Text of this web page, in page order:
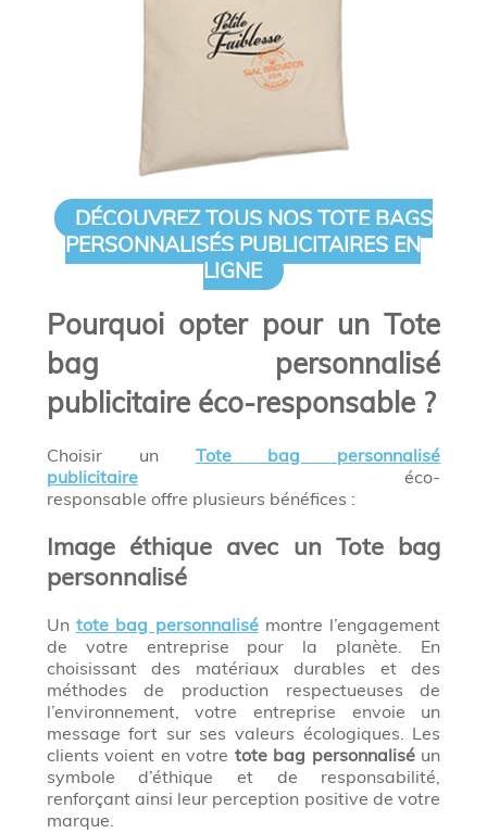
DÉCOUVREZ TOUS NOS TOTE BAGS
PERSONNALISÉS PUBLICITAIRES EN
LIGNE
Pourquoi opter pour un Tote
bag personnalisé
publicitaire éco-responsable ?
Choisir un Tote bag personnalisé
publicitaireéco-
responsable offre plusieurs bénéfices :
Image éthique avec un Tote bag
personnalisé
Un tote bag personnalisémontre l’engagement
de votre entreprise pour la planète. En
choisissant des matériaux durables et des
méthodes de production respectueuses de
l’environnement, votre entreprise envoie un
message fort sur ses valeurs écologiques. Les
clients voient en votre tote bag personnaliséun
symbole d’éthique et de responsabilité,
renforçant ainsi leur perception positive de votre
marque.